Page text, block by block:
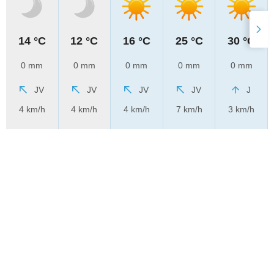
14 °C
0 mm
JV
4 km/h
12 °C
0 mm
JV
4 km/h
16 °C
0 mm
JV
4 km/h
25 °C
0 mm
JV
7 km/h
30 °C
0 mm
J
3 km/h